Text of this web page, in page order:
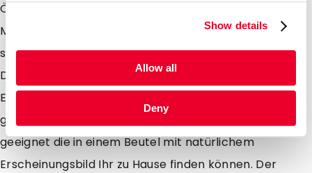
Show details
Allow all
Deny
Öffnung versehen ist er wiederverschliessbar.
Möchten Sie den Beutel endgültig nach der Befüllung
schließen, so können Sie Ihn über dem
Druckverschluss verschweißen. Durch die
Eigenschaften und des Designs des Beutel ist er sehr
gut für Samen, Früchte oder andere Produkte
geeignet die in einem Beutel mit natürlichem
Erscheinungsbild Ihr zu Hause finden können. Der